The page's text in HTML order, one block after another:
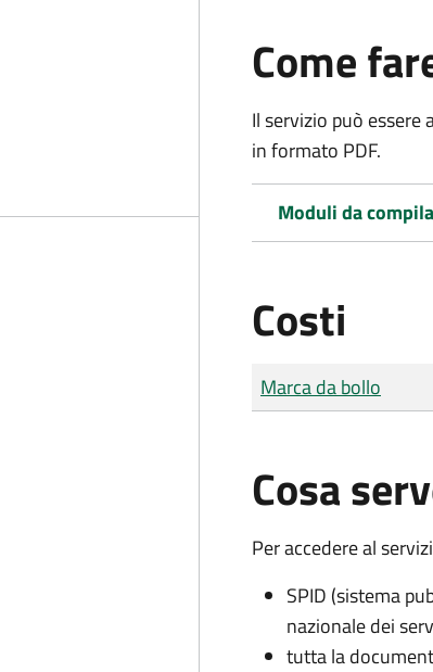
Come
Il servizio può
in formato PDF.
Moduli da
Costi
Tipo di pagamento
Importo
Marca da bollo
Cosa
Per accedere al
SPID (sistema
nazionale dei
tutta la